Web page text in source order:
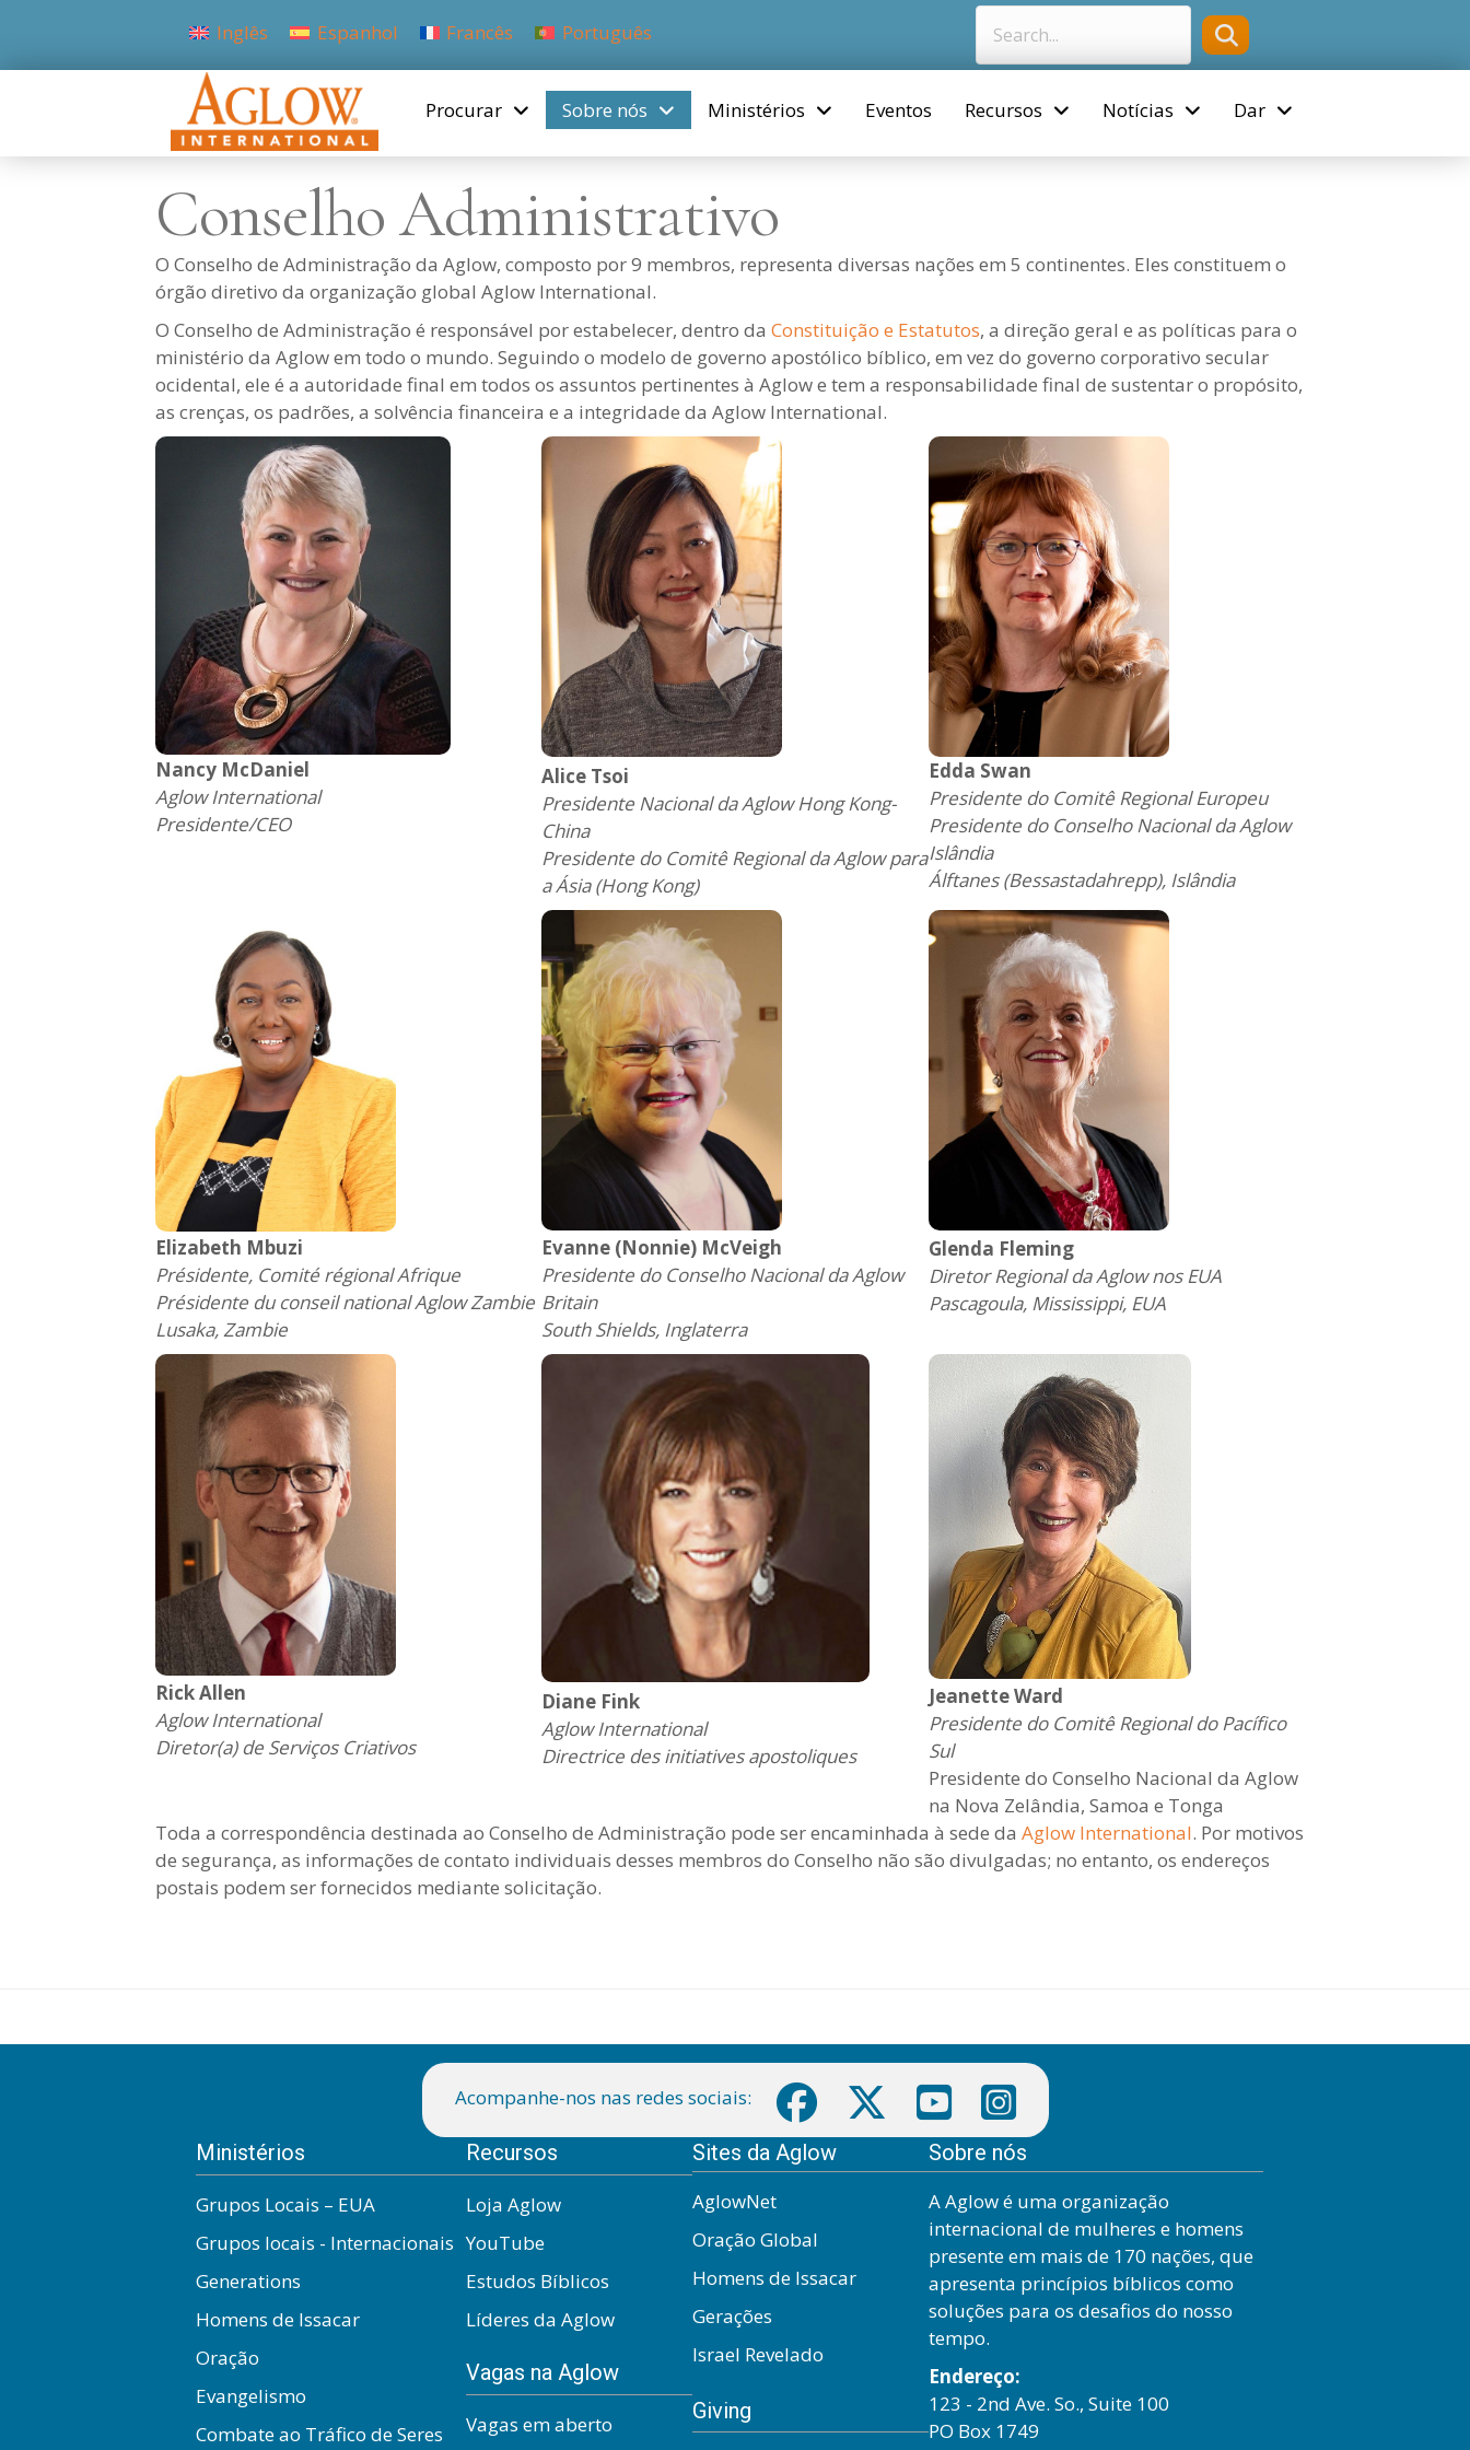
Inglês Espanhol Francês Português
Procurar Sobre nós Ministérios Eventos Recursos Notícias Dar
Conselho Administrativo
O Conselho de Administração da Aglow, composto por 9 membros, representa diversas nações em 5 continentes. Eles constituem o
órgão diretivo da organização global Aglow International.
O Conselho de Administração é responsável por estabelecer, dentro da Constituição e Estatutos, a direção geral e as políticas para o
ministério da Aglow em todo o mundo. Seguindo o modelo de governo apostólico bíblico, em vez do governo corporativo secular
ocidental, ele é a autoridade final em todos os assuntos pertinentes à Aglow e tem a responsabilidade final de sustentar o propósito,
as crenças, os padrões, a solvência financeira e a integridade da Aglow International.
Nancy McDaniel
Aglow International
Presidente/CEO
Alice Tsoi
Presidente Nacional da Aglow Hong Kong-
China
Presidente do Comitê Regional da Aglow para
a Ásia (Hong Kong)
Edda Swan
Presidente do Comitê Regional Europeu
Presidente do Conselho Nacional da Aglow
Islândia
Álftanes (Bessastadahrepp), Islândia
Elizabeth Mbuzi
Présidente, Comité régional Afrique
Présidente du conseil national Aglow Zambie
Lusaka, Zambie
Evanne (Nonnie) McVeigh
Presidente do Conselho Nacional da Aglow
Britain
South Shields, Inglaterra
Glenda Fleming
Diretor Regional da Aglow nos EUA
Pascagoula, Mississippi, EUA
Rick Allen
Aglow International
Diretor(a) de Serviços Criativos
Diane Fink
Aglow International
Directrice des initiatives apostoliques
Jeanette Ward
Presidente do Comitê Regional do Pacífico
Sul
Presidente do Conselho Nacional da Aglow
na Nova Zelândia, Samoa e Tonga
Toda a correspondência destinada ao Conselho de Administração pode ser encaminhada à sede da Aglow International. Por motivos
de segurança, as informações de contato individuais desses membros do Conselho não são divulgadas; no entanto, os endereços
postais podem ser fornecidos mediante solicitação.
Acompanhe-nos nas redes sociais:
Ministérios
Grupos Locais – EUA
Grupos locais - Internacionais
Generations
Homens de Issacar
Oração
Evangelismo
Combate ao Tráfico de Seres
Recursos
Loja Aglow
YouTube
Estudos Bíblicos
Líderes da Aglow
Vagas na Aglow
Vagas em aberto
Sites da Aglow
AglowNet
Oração Global
Homens de Issacar
Gerações
Israel Revelado
Giving
Sobre nós
A Aglow é uma organização
internacional de mulheres e homens
presente em mais de 170 nações, que
apresenta princípios bíblicos como
soluções para os desafios do nosso
tempo.
Endereço:
123 - 2nd Ave. So., Suite 100
PO Box 1749